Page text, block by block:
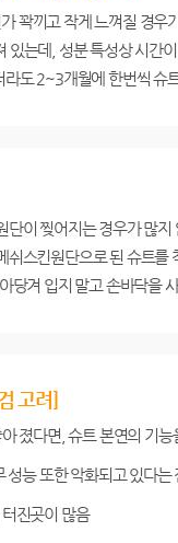
꽉끼고 작게 느껴질 경
있는데, 성분 특성상 시
도 2~3개월에 한번씩 슈
이 찢어지는 경우가 많
스킨원단으로 된 슈트
당겨 입지 말고 손바닥을
고려]
졌다면, 슈트 본연의 기
능 또한 악화되고 있다는
진곳이 많음